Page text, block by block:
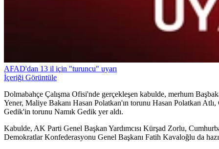
AFAD'dan 13 il için "turuncu" uyarı
İçeriği Görüntüle
Dolmabahçe Çalışma Ofisi'nde gerçekleşen kabulde, merhum
Yener, Maliye Bakanı Hasan Polatkan'ın torunu Hasan Polatkan
Gedik'in torunu Namık Gedik yer aldı.
Kabulde, AK Parti Genel Başkan Yardımcısı Kürşad Zorlu,
Demokratlar Konfederasyonu Genel Başkanı Fatih Kavaloğlu da